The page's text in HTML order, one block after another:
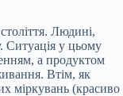
Людині,
Ситуація у цьому
а продуктом
Втім, як
міркувань (красиво